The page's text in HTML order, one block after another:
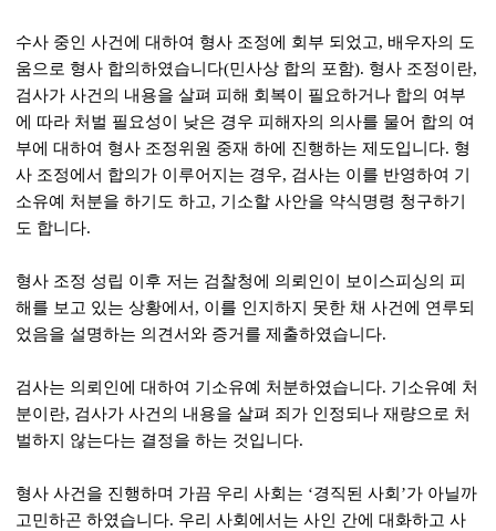
수사 중인 사건에 대하여 형사 조정에 회부 되었고, 배우자의 도
움으로 형사 합의하였습니다(민사상 합의 포함). 형사 조정이란,
검사가 사건의 내용을 살펴 피해 회복이 필요하거나 합의 여부
에 따라 처벌 필요성이 낮은 경우 피해자의 의사를 물어 합의 여
부에 대하여 형사 조정위원 중재 하에 진행하는 제도입니다. 형
사 조정에서 합의가 이루어지는 경우, 검사는 이를 반영하여 기
소유예 처분을 하기도 하고, 기소할 사안을 약식명령 청구하기
도 합니다.
형사 조정 성립 이후 저는 검찰청에 의뢰인이 보이스피싱의 피
해를 보고 있는 상황에서, 이를 인지하지 못한 채 사건에 연루되
었음을 설명하는 의견서와 증거를 제출하였습니다.
검사는 의뢰인에 대하여 기소유예 처분하였습니다. 기소유예 처
분이란, 검사가 사건의 내용을 살펴 죄가 인정되나 재량으로 처
벌하지 않는다는 결정을 하는 것입니다.
형사 사건을 진행하며 가끔 우리 사회는 ‘경직된 사회’가 아닐까
고민하곤 하였습니다. 우리 사회에서는 사인 간에 대화하고 사